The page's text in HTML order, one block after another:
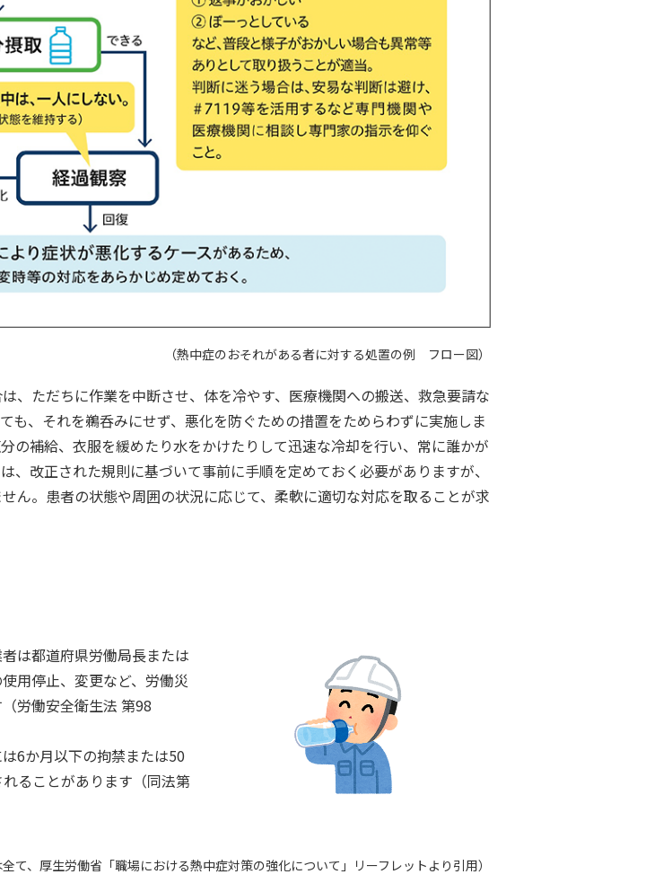
（熱中症のおそれがある者に対する処置の例 フロー図）
、ただちに作業を中断させ、体を冷やす、医療機関への搬送、救急要請な
も、それを鵜呑みにせず、悪化を防ぐための措置をためらわずに実施しま
の補給、衣服を緩めたり水をかけたりして迅速な冷却を行い、常に誰かが
、改正された規則に基づいて事前に手順を定めておく必要がありますが、
ん。患者の状態や周囲の状況に応じて、柔軟に適切な対応を取ることが求
は都道府県労働局長または
用停止、変更など、労働災
労働安全衛生法 第98
6か月以下の拘禁または50
ることがあります（同法第
て、厚生労働省「職場における熱中症対策の強化について」リーフレットより引用）